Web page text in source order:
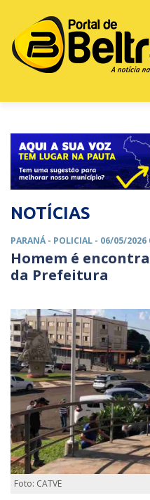
NOTÍCIAS
PARANÁ - POLICIAL - 06/05/2026
Homem é
da Prefeitura
Foto: CATVE